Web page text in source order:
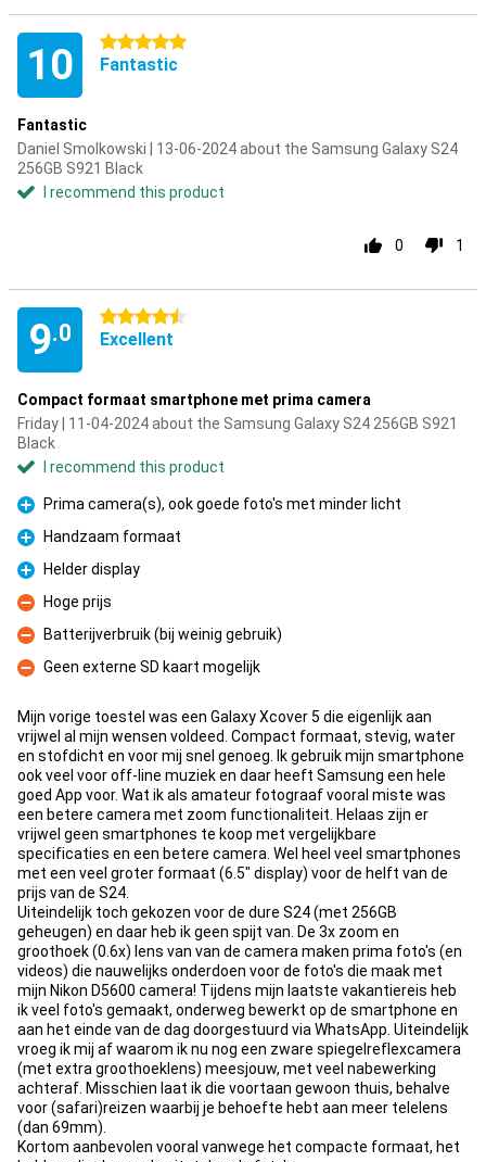
10 5 stars
Fantastic
Fantastic
Daniel Smolkowski | 13-06-2024 about the Samsung Galaxy S24
256GB S921 Black
I recommend this product
0 1
9.0
4.5 stars
Excellent
Compact formaat smartphone met prima camera
Friday | 11-04-2024 about the Samsung Galaxy S24 256GB S921
Black
I recommend this product
Pro
Prima camera(s), ook goede foto's met minder licht
Pro
Handzaam formaat
Pro
Helder display
Con
Hoge prijs
Con
Batterijverbruik (bij weinig gebruik)
Con
Geen externe SD kaart mogelijk
Mijn vorige toestel was een Galaxy Xcover 5 die eigenlijk aan
vrijwel al mijn wensen voldeed. Compact formaat, stevig, water
en stofdicht en voor mij snel genoeg. Ik gebruik mijn smartphone
ook veel voor off-line muziek en daar heeft Samsung een hele
goed App voor. Wat ik als amateur fotograaf vooral miste was
een betere camera met zoom functionaliteit. Helaas zijn er
vrijwel geen smartphones te koop met vergelijkbare
specificaties en een betere camera. Wel heel veel smartphones
met een veel groter formaat (6.5" display) voor de helft van de
prijs van de S24.
Uiteindelijk toch gekozen voor de dure S24 (met 256GB
geheugen) en daar heb ik geen spijt van. De 3x zoom en
groothoek (0.6x) lens van van de camera maken prima foto's (en
videos) die nauwelijks onderdoen voor de foto's die maak met
mijn Nikon D5600 camera! Tijdens mijn laatste vakantiereis heb
ik veel foto's gemaakt, onderweg bewerkt op de smartphone en
aan het einde van de dag doorgestuurd via WhatsApp. Uiteindelijk
vroeg ik mij af waarom ik nu nog een zware spiegelreflexcamera
(met extra groothoeklens) meesjouw, met veel nabewerking
achteraf. Misschien laat ik die voortaan gewoon thuis, behalve
voor (safari)reizen waarbij je behoefte hebt aan meer telelens
(dan 69mm).
Kortom aanbevolen vooral vanwege het compacte formaat, het